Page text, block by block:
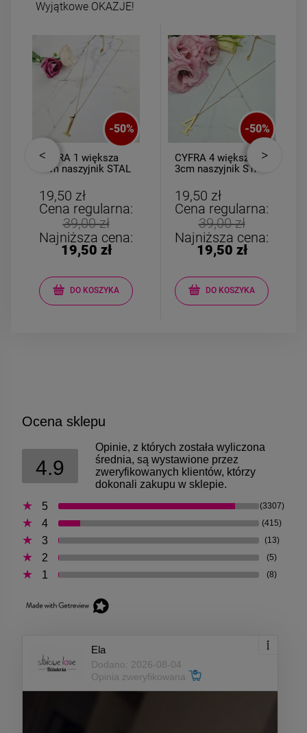
Wyjątkowe OKAZJE!
-50%
CYFRA 1 większa
3cm naszyjnik STAL
19,50 zł
Cena regularna:
39,00 zł
Najniższa cena:
19,50 zł
DO KOSZYKA
-50%
CYFRA 4 większa
3cm naszyjnik STAL
19,50 zł
Cena regularna:
39,00 zł
Najniższa cena:
19,50 zł
DO KOSZYKA
Ocena sklepu
4.9
Opinie, z których została wyliczona
średnia, są wystawione przez
zweryfikowanych klientów, którzy
dokonali zakupu w sklepie.
5
(3307)
4 (415)
3 (13)
2 (5)
1 (8)
Ela
Dodano: 2026-08-04
Opinia zweryfikowana